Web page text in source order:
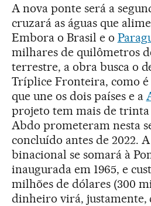
A nova ponte será a
cruzará as águas que
Embora o Brasil e o
milhares de quilômetros
terrestre, a obra busca o
Tríplice Fronteira, como
que une os dois países e a
projeto tem mais de trinta
Abdo prometeram nesta
concluído antes de 2022.
binacional se somará à
inaugurada em 1965, e
milhões de dólares (300
dinheiro virá, justamente,